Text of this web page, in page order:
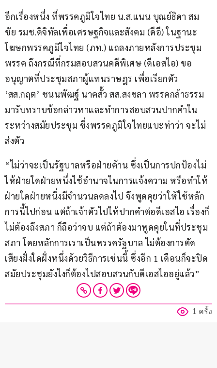
อีกเรื่องหนึ่ง ที่พรรคภูมิใจไทย น.ส.แนน บุณย์ธิดา สม
ชัย รมช.ดิจิทัลเพื่อเศรษฐกิจและสังคม (ดีอี) ในฐานะ
โฆษกพรรคภูมิใจไทย (ภท.) แถลงภายหลังการประชุม
พรรค ถึงกรณีที่กรมสอบสวนคดีพิเศษ (ดีเอสไอ) ขอ
อนุญาตที่ประชุมสภาผู้แทนราษฎร เพื่อเรียกตัว
‘สส.กฤต’ ชนนพัฒฐ์ นาคสั้ว สส.สงขลา พรรคกล้าธรรม
มารับทราบข้อกล่าวหาและทำการสอบสวนปากคำใน
ระหว่างสมัยประชุม ซึ่งพรรคภูมิใจไทยแบะท่าว่า จะไม่
ส่งตัว
“ไม่ว่าจะเป็นรัฐบาลหรือฝ่ายค้าน ซึ่งเป็นการปกป้องไม่
ให้ฝ่ายใดฝ่ายหนึ่งใช้อำนาจในการแจ้งความ หรือทำให้
ฝ่ายใดฝ่ายหนึ่งมีจำนวนลดลงไป จึงพูดคุยว่าให้ใช้หลัก
การนี้ไปก่อน แต่ถ้าเจ้าตัวไปให้ปากคำต่อดีเอสไอ เรื่องก็
ไม่ต้องถึงสภา ก็ถือว่าจบ แต่ถ้าต้องมาพูดคุยในที่ประชุม
สภา โดยหลักการเราเป็นพรรครัฐบาล ไม่ต้องการตัด
เสียงฝั่งใดฝั่งหนึ่งด้วยวิธีการเช่นนี้ ซึ่งอีก 1 เดือนก็จะปิด
สมัยประชุมยังไงก็ต้องไปสอบสวนกับดีเอสไออยู่แล้ว”
1 ครั้ง